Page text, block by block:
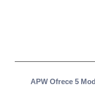
APW Ofrece 5